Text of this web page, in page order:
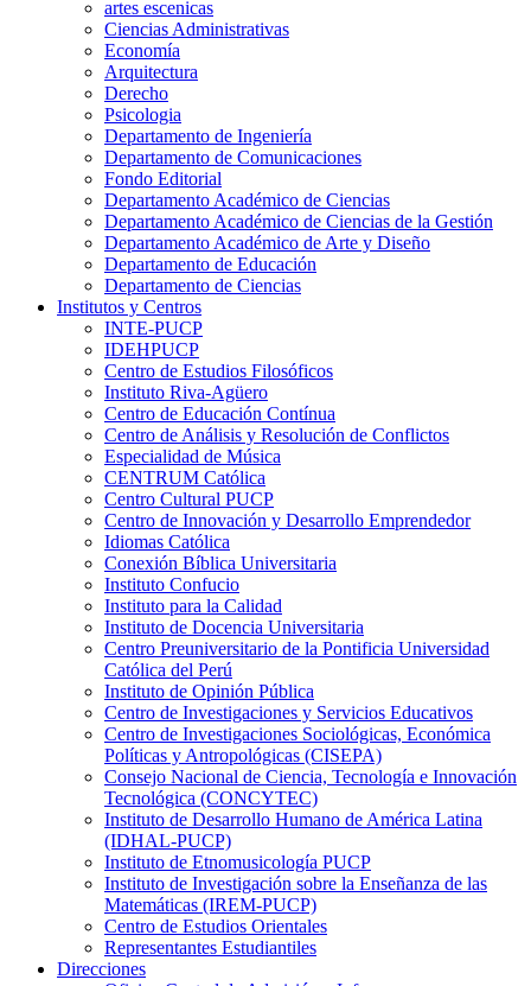
artes escenicas
Ciencias Administrativas
Economía
Arquitectura
Derecho
Psicologia
Departamento de Ingeniería
Departamento de Comunicaciones
Fondo Editorial
Departamento Académico de Ciencias
Departamento Académico de Ciencias de la Gestión
Departamento Académico de Arte y Diseño
Departamento de Educación
Departamento de Ciencias
Institutos y Centros
INTE-PUCP
IDEHPUCP
Centro de Estudios Filosóficos
Instituto Riva-Agüero
Centro de Educación Contínua
Centro de Análisis y Resolución de Conflictos
Especialidad de Música
CENTRUM Católica
Centro Cultural PUCP
Centro de Innovación y Desarrollo Emprendedor
Idiomas Católica
Conexión Bíblica Universitaria
Instituto Confucio
Instituto para la Calidad
Instituto de Docencia Universitaria
Centro Preuniversitario de la Pontificia Universidad
Católica del Perú
Instituto de Opinión Pública
Centro de Investigaciones y Servicios Educativos
Centro de Investigaciones Sociológicas, Económica
Políticas y Antropológicas (CISEPA)
Consejo Nacional de Ciencia, Tecnología e Innovación
Tecnológica (CONCYTEC)
Instituto de Desarrollo Humano de América Latina
(IDHAL-PUCP)
Instituto de Etnomusicología PUCP
Instituto de Investigación sobre la Enseñanza de las
Matemáticas (IREM-PUCP)
Centro de Estudios Orientales
Representantes Estudiantiles
Direcciones